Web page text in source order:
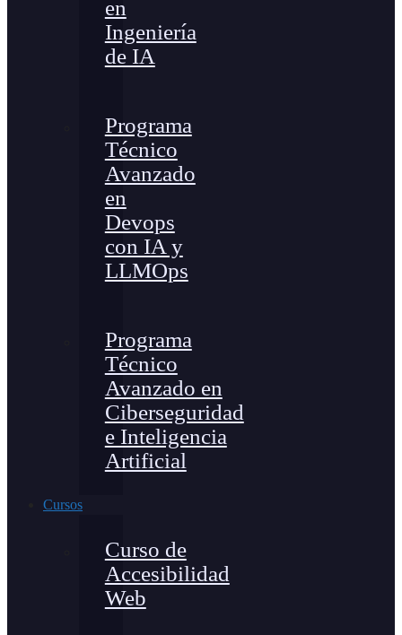
en
Ingeniería
de IA
Programa
Técnico
Avanzado
en
Devops
con IA y
LLMOps
Programa
Técnico
Avanzado en
Ciberseguridad
e Inteligencia
Artificial
Cursos
Curso de
Accesibilidad
Web